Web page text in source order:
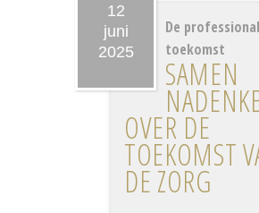
12
juni
2025
De
toekomst
SAMEN
OVER DE
TOEKOMST
DE ZORG